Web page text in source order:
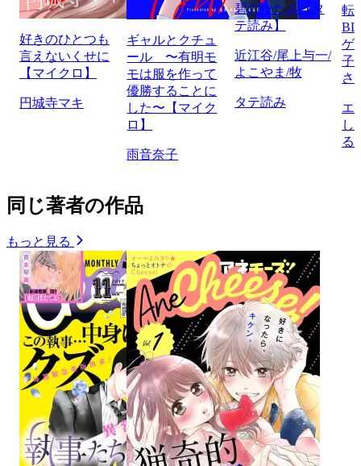
好きのひとつも
言えないくせに
【マイクロ】
円城寺マキ
ギャルとクチュ
ール 〜有明モ
モは服を作って
優勝することに
した〜【マイク
ロ】
雨音奈子
碧のかたみ【タ
テ読み】
近江谷/尾上与一/
よこやま/牧
タテ読み
転
BL
ゲ
子
さ
エ
し
る
同じ著者の作品
もっと見る